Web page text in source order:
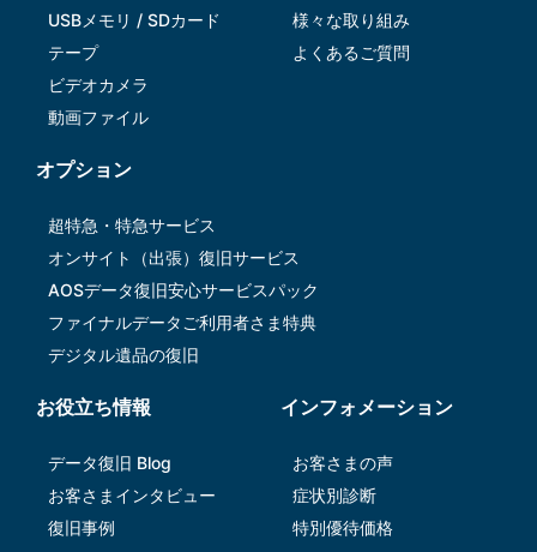
USBメモリ / SDカード
テープ
ビデオカメラ
動画ファイル
様々な取り組み
よくあるご質問
オプション
超特急・特急サービス
オンサイト（出張）復旧サービス
AOSデータ復旧安⼼サービスパック
ファイナルデータご利⽤者さま特典
デジタル遺品の復旧
お役立ち情報
データ復旧 Blog
お客さまインタビュー
復旧事例
インフォメーション
お客さまの声
症状別診断
特別優待価格